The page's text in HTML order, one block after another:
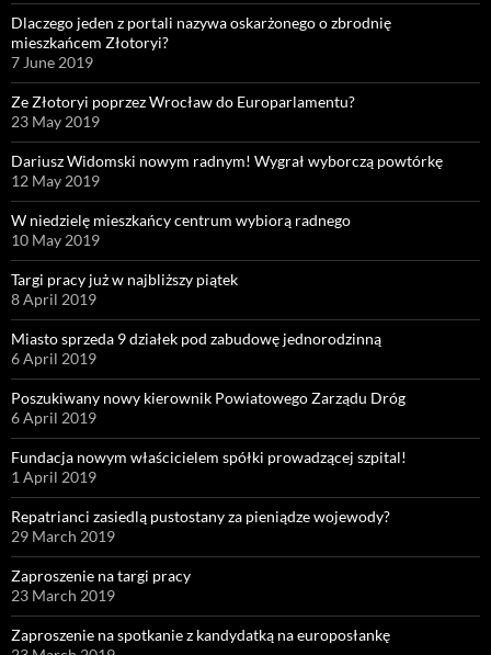
Dlaczego jeden z portali nazywa oskarżonego o zbrodnię
mieszkańcem Złotoryi?
7 June 2019
Ze Złotoryi poprzez Wrocław do Europarlamentu?
23 May 2019
Dariusz Widomski nowym radnym! Wygrał wyborczą powtórkę
12 May 2019
W niedzielę mieszkańcy centrum wybiorą radnego
10 May 2019
Targi pracy już w najbliższy piątek
8 April 2019
Miasto sprzeda 9 działek pod zabudowę jednorodzinną
6 April 2019
Poszukiwany nowy kierownik Powiatowego Zarządu Dróg
6 April 2019
Fundacja nowym właścicielem spółki prowadzącej szpital!
1 April 2019
Repatrianci zasiedlą pustostany za pieniądze wojewody?
29 March 2019
Zaproszenie na targi pracy
23 March 2019
Zaproszenie na spotkanie z kandydatką na europosłankę